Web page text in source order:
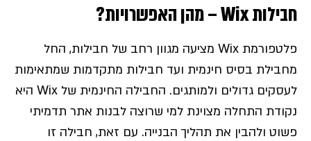
חבילות Wix – מהן האפשרויות?
פלטפורמת Wix מציעה מגוון רחב של חבילות, החל
מחבילת בסיס חינמית ועד חבילות מתקדמות שמתאימות
לעסקים גדולים ולמותגים. החבילה החינמית של Wix היא
נקודת התחלה מצוינת למי שרוצה לבנות אתר תדמיתי
פשוט ולהבין את תהליך הבנייה. עם זאת, חבילה זו